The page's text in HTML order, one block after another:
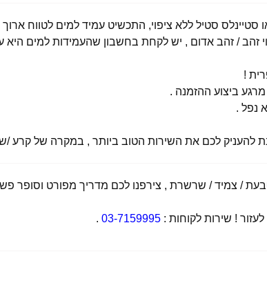
זהב / זהב אדום , יש לקחת בחשבון שהעמידות למים היא
!
ביצוע ההזמנה .
נפל .
להעניק לכם את השירות הטוב ביותר , במקרה של קרע /
/ צמיד / שרשרת , צירפנו לכם מדריך מפורט וסופר
! שירות לקוחות : 03-7159995
.